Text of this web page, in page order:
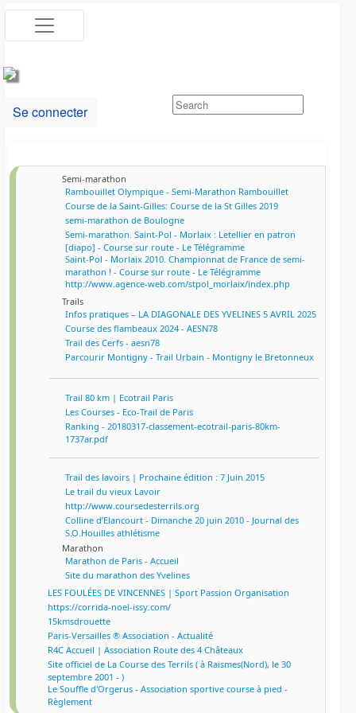
Se connecter
Semi-marathon
Rambouillet Olympique - Semi-Marathon Rambouillet
Course de la Saint-Gilles: Course de la St Gilles 2019
semi-marathon de Boulogne
Semi-marathon. Saint-Pol - Morlaix : Letellier en patron
[diapo] - Course sur route - Le Télégramme
Saint-Pol - Morlaix 2010. Championnat de France de semi-
marathon ! - Course sur route - Le Télégramme
http://www.agence-web.com/stpol_morlaix/index.php
Trails
Infos pratiques – LA DIAGONALE DES YVELINES 5 AVRIL 2025
Course des flambeaux 2024 - AESN78
Trail des Cerfs - aesn78
Parcourir Montigny - Trail Urbain - Montigny le Bretonneux
Trail 80 km | Ecotrail Paris
Les Courses - Eco-Trail de Paris
Ranking - 20180317-classement-ecotrail-paris-80km-
1737ar.pdf
Trail des lavoirs | Prochaine édition : 7 Juin 2015
Le trail du vieux Lavoir
http://www.coursedesterrils.org
Colline d’Elancourt - Dimanche 20 juin 2010 - Journal des
S.O.Houilles athlétisme
Marathon
Marathon de Paris - Accueil
Site du marathon des Yvelines
LES FOULÉES DE VINCENNES | Sport Passion Organisation
https://corrida-noel-issy.com/
15kmsdrouette
Paris-Versailles ® Association - Actualité
R4C Accueil | Association Route des 4 Châteaux
Site officiel de La Course des Terrils ( à Raismes(Nord), le 30
septembre 2001 - )
Le Souffle d'Orgerus - Association sportive course à pied -
Règlement